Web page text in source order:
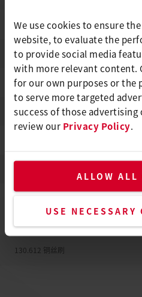
We use cookies to ensure
website, to evaluate the
to provide social media
with more relevant content.
for our own purposes or the
to serve more targeted
success of those advertising
review our Privacy Policy
ALLOW ALL
USE NECESSARY
可焊材料厚度
电源线长度 3
插头
保护等级 I
标配范围
130.612 铜丝刷